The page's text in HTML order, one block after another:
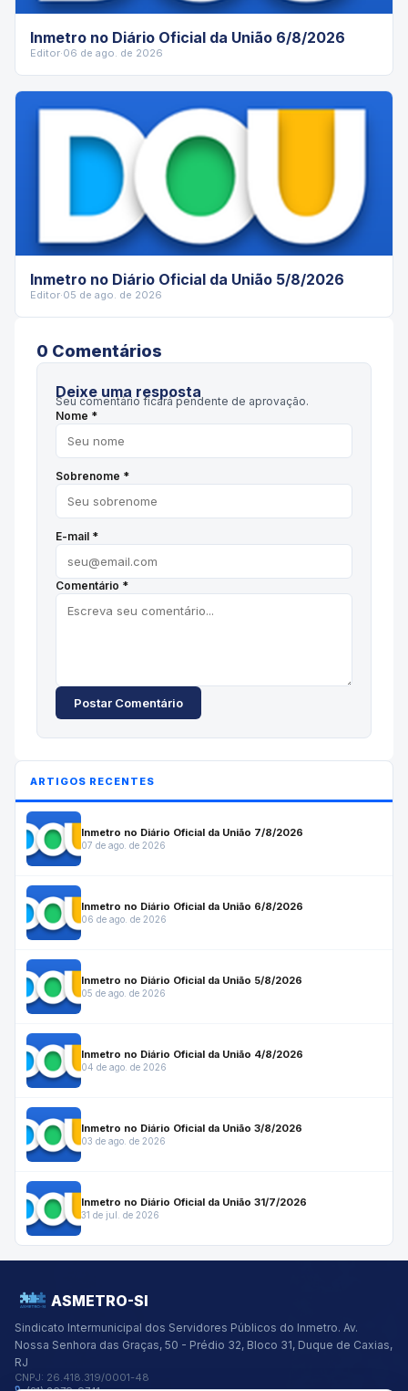
Inmetro no Diário Oficial da União 6/8/2026
Editor·06 de ago. de 2026
Inmetro no Diário Oficial da União 5/8/2026
Editor·05 de ago. de 2026
0 Comentários
Deixe uma resposta
Seu comentário ficará pendente de aprovação.
Nome *
Sobrenome *
E-mail *
Comentário *
Postar Comentário
ARTIGOS RECENTES
Inmetro no Diário Oficial da União 7/8/2026
07 de ago. de 2026
Inmetro no Diário Oficial da União 6/8/2026
06 de ago. de 2026
Inmetro no Diário Oficial da União 5/8/2026
05 de ago. de 2026
Inmetro no Diário Oficial da União 4/8/2026
04 de ago. de 2026
Inmetro no Diário Oficial da União 3/8/2026
03 de ago. de 2026
Inmetro no Diário Oficial da União 31/7/2026
31 de jul. de 2026
ASMETRO-SI
Sindicato Intermunicipal dos Servidores Públicos do Inmetro. Av.
Nossa Senhora das Graças, 50 - Prédio 32, Bloco 31, Duque de Caxias,
RJ
CNPJ: 26.418.319/0001-48